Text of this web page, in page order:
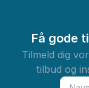
Få gode
Tilmeld dig
tilbud og